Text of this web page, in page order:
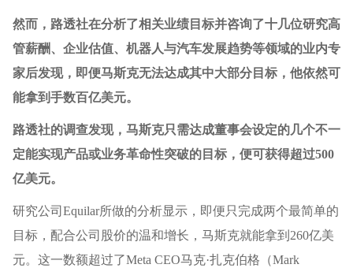
然而，路透社在分析了相关业绩目标并咨询了十几位研究高
管薪酬、企业估值、机器人与汽车发展趋势等领域的业内专
家后发现，即便马斯克无法达成其中大部分目标，他依然可
能拿到手数百亿美元。
路透社的调查发现，马斯克只需达成董事会设定的几个不一
定能实现产品或业务革命性突破的目标，便可获得超过500
亿美元。
研究公司Equilar所做的分析显示，即便只完成两个最简单的
目标，配合公司股价的温和增长，马斯克就能拿到260亿美
元。这一数额超过了Meta CEO马克·扎克伯格（Mark